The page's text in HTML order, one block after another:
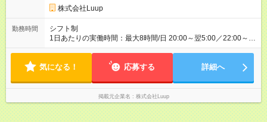
株式会社Luup
勤務時間
シフト制
1日あたりの実働時間：最大8時間/日 20:00～翌5:00／22:00～翌
7:00（休憩1時間） ※基本 週3日以上 短時間勤務も可能 ※時間/
気になる！ 応募する 詳細へ
掲載元企業名 株式会社Luup